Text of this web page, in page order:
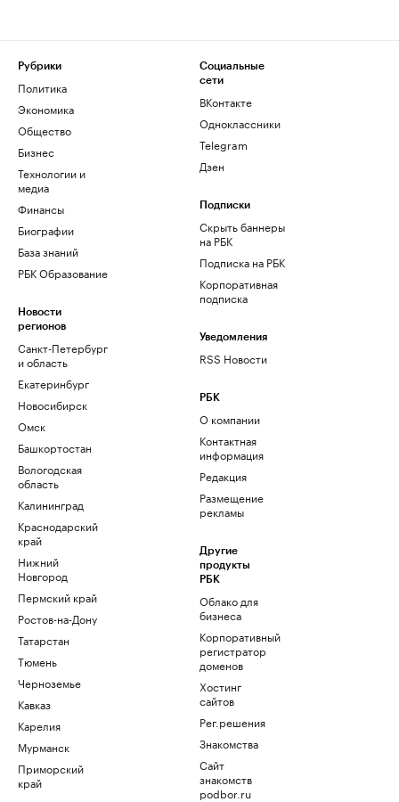
Рубрики
Политика
Экономика
Общество
Бизнес
Технологии и
медиа
Финансы
Биографии
База знаний
РБК Образование
Новости
регионов
Санкт-Петербург
и область
Екатеринбург
Новосибирск
Омск
Башкортостан
Вологодская
область
Калининград
Краснодарский
край
Нижний
Новгород
Пермский край
Ростов-на-Дону
Татарстан
Тюмень
Черноземье
Кавказ
Карелия
Мурманск
Приморский
край
Социальные
сети
ВКонтакте
Одноклассники
Telegram
Дзен
Подписки
Скрыть баннеры
на РБК
Подписка на РБК
Корпоративная
подписка
Уведомления
RSS Новости
РБК
О компании
Контактная
информация
Редакция
Размещение
рекламы
Другие
продукты
РБК
Облако для
бизнеса
Корпоративный
регистратор
доменов
Хостинг
сайтов
Рег.решения
Знакомства
Сайт
знакомств
podbor.ru